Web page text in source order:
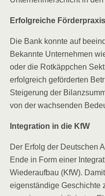
Erfolg­rei­che Förderpraxis
Die Bank konn­te auf
Bekann­te Unter­neh­men
oder die Rot­käpp­chen
erfolg­reich geför­der­ten
Stei­ge­rung der
von der wach­sen­den
Inte­gra­ti­on in die KfW
Der Erfolg der Deut­schen
Ende in Form einer
Wie­der­auf­bau (KfW).
eigen­stän­di­ge Geschich­te